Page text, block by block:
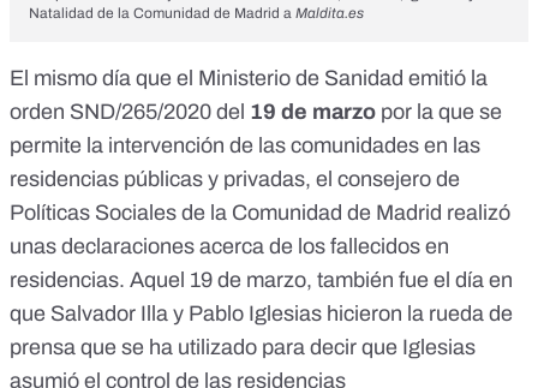
Natalidad de la Comunidad de Madrid a Maldita.es
El mismo día que el Ministerio de Sanidad emitió la
orden SND/265/2020 del 19 de marzo por la que se
permite la intervención de las comunidades en las
residencias públicas y privadas, el consejero de
Políticas Sociales de la Comunidad de Madrid realizó
unas declaraciones acerca de los fallecidos en
residencias. Aquel 19 de marzo, también fue el día en
que Salvador Illa y Pablo Iglesias hicieron la rueda de
prensa que se ha utilizado para decir que Iglesias
asumió el control de las residencias